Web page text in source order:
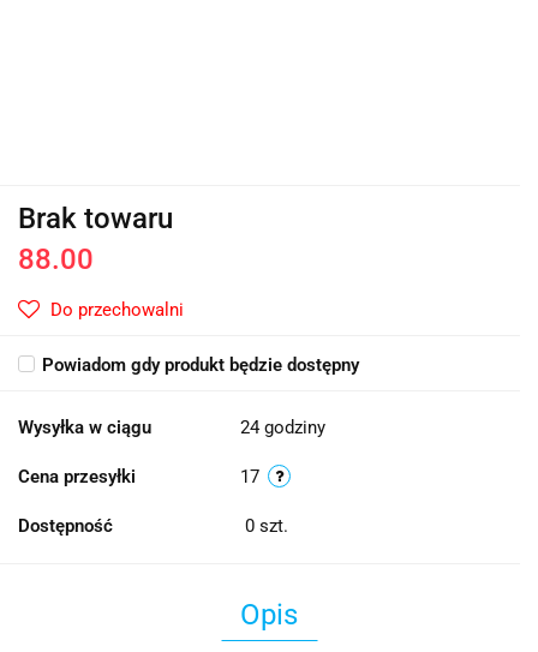
Brak towaru
88.00
Do przechowalni
Powiadom gdy produkt będzie dostępny
Wysyłka w ciągu 24 godziny
Cena przesyłki 17
Dostępność 0 szt.
Opis